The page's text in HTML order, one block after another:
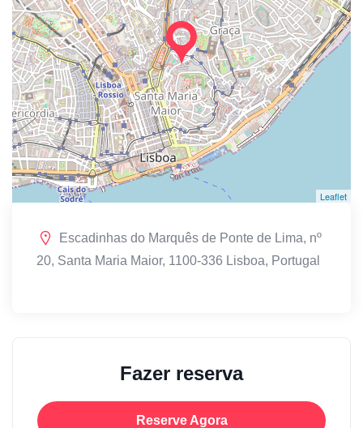
Leaflet
Escadinhas do Marquês de Ponte de Lima, nº
20, Santa Maria Maior, 1100-336 Lisboa, Portugal
Fazer reserva
Reserve Agora